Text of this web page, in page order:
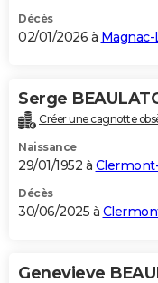
S'inscrire
Se connecter
Lycées
Collèges
Primaires
Universités
Entreprises
Service militaire
Avis de recherche
AVIS DE DÉCÈS
Bricolage
Lifestyle
Culture
Sport
Auto
Television
Voyage
Cinema
Décès
02/01/2026 à Magnac-
Serge
Créer une cagnotte
Naissance
29/01/1952 à
Décès
30/06/2025 à
Genevieve